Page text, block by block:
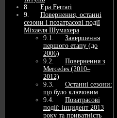
Ера Ferrari
Повернення, останні
сезони і позатрасові події
Міхаеля Шумахера
Завершення
першого етапу (до
2006)
Повернення з
Mercedes (2010–
2012)
Останні сезони:
що було ключовим
Позатрасові
події: інцидент 2013
року та приватність